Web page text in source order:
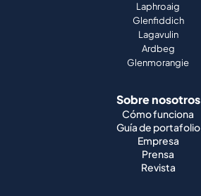
Laphroaig
Glenfiddich
Lagavulin
Ardbeg
Glenmorangie
Sobre nosotros
Cómo funciona
Guía de portafolio
Empresa
Prensa
Revista